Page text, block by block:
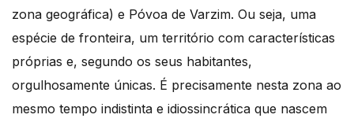
zona geográfica) e Póvoa de Varzim. Ou seja, uma
espécie de fronteira, um território com características
próprias e, segundo os seus habitantes,
orgulhosamente únicas. É precisamente nesta zona ao
mesmo tempo indistinta e idiossincrática que nascem